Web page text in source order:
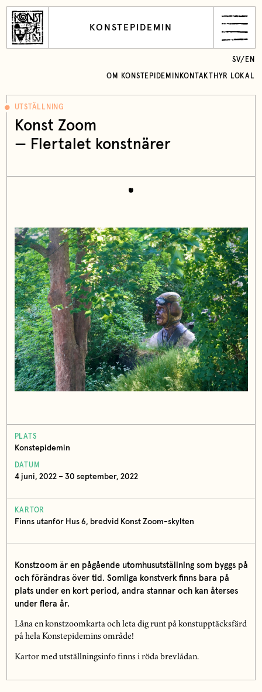
KONSTEPIDEMIN
OM KONSTEPIDEMIN KONTAKT HYR LOKAL
SV/ EN
UTSTÄLLNING
Konst Zoom
— Flertalet konstnärer
PLATS
Konstepidemin
DATUM
4 juni, 2022 – 30 september, 2022
KARTOR
Finns utanför Hus 6, bredvid Konst Zoom-skylten
Konstzoom är en pågående utomhusutställning som byggs på
och förändras över tid. Somliga konstverk finns bara på
plats under en kort period, andra stannar och kan återses
under flera år.
Låna en konstzoomkarta och leta dig runt på konstupptäcksfärd
på hela Konstepidemins område!
Kartor med utställningsinfo finns i röda brevlådan.